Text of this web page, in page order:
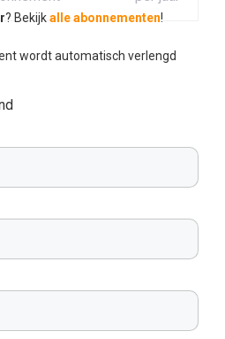
? Bekijkalle abonnementen!
wordt automatisch verlengd